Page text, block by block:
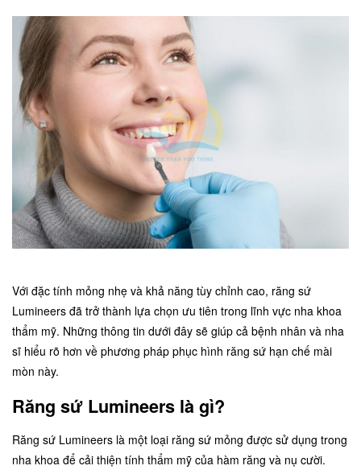
Với đặc tính mỏng nhẹ và khả năng tùy chỉnh cao, răng sứ
Lumineers đã trở thành lựa chọn ưu tiên trong lĩnh vực nha khoa
thẩm mỹ. Những thông tin dưới đây sẽ giúp cả bệnh nhân và nha
sĩ hiểu rõ hơn về phương pháp phục hình răng sứ hạn chế mài
mòn này.
Răng sứ Lumineers là gì?
Răng sứ Lumineers là một loại răng sứ mỏng được sử dụng trong
nha khoa để cải thiện tính thẩm mỹ của hàm răng và nụ cười.